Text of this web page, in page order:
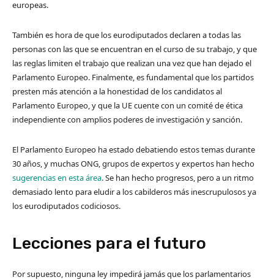
europeas.
También es hora de que los eurodiputados declaren a todas las
personas con las que se encuentran en el curso de su trabajo, y que
las reglas limiten el trabajo que realizan una vez que han dejado el
Parlamento Europeo. Finalmente, es fundamental que los partidos
presten más atención a la honestidad de los candidatos al
Parlamento Europeo, y que la UE cuente con un comité de ética
independiente con amplios poderes de investigación y sanción.
El Parlamento Europeo ha estado debatiendo estos temas durante
30 años, y muchas ONG, grupos de expertos y expertos han hecho
sugerencias en esta área. Se han hecho progresos, pero a un ritmo
demasiado lento para eludir a los cabilderos más inescrupulosos ya
los eurodiputados codiciosos.
Lecciones para el futuro
Por supuesto, ninguna ley impedirá jamás que los parlamentarios